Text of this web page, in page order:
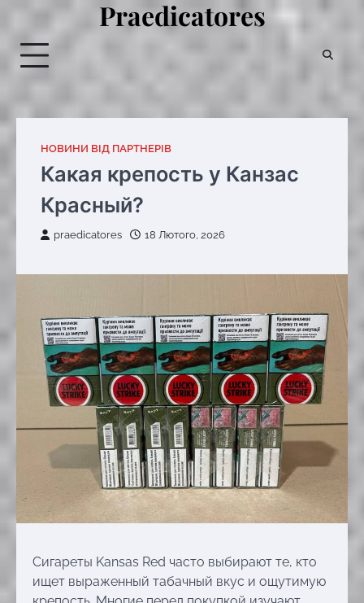
вмісту
Praedicatores
НОВИНИ ВІД ПАРТНЕРІВ
Какая крепость у Канзас
Красный?
praedicatores 18 Лютого, 2026
Сигареты Kansas Red часто выбирают те, кто
ищет выраженный табачный вкус и ощутимую